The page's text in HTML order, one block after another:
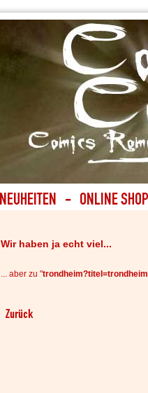
Wir haben ja echt viel...
... aber zu "trondheim?titel=trondheim